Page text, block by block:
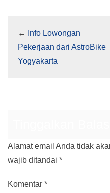
←
Info Lowongan
Pekerjaan dari AstroBike
Yogyakarta
Alamat email Anda tidak
wajib ditandai *
Komentar *